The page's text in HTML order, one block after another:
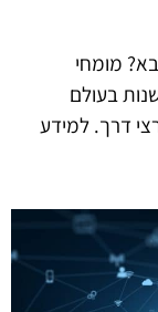
מומחי
בעולם
דרך. למידע